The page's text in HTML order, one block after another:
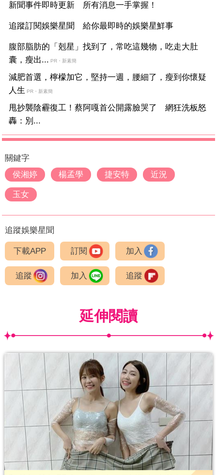
新聞事件即時更新 所有消息一手掌握！
追蹤訂閱娛樂星聞 給你最即時的娛樂星鮮事
腹部脂肪的「剋星」找到了，常吃這幾物，吃走大肚
囊，瘦出... PR・新素簡
減肥首選，檸檬加它，堅持一週，腰細了，瘦到你懷疑
人生 PR・新素簡
甩抄襲陰霾復工！蔡阿嘎首公開露臉哭了 網狂洗板怒
轟：別...
關鍵字
侯湘婷
楊孟學 捷安特 近況
玉女
追蹤娛樂星聞
下載APP 訂閱 加入
追蹤 加入 追蹤
延伸閱讀